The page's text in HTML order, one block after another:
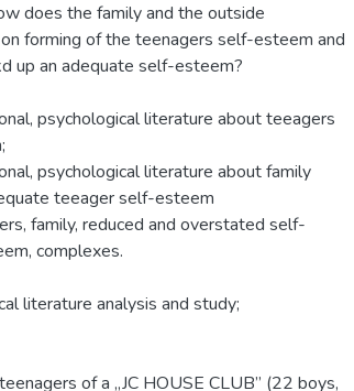
does the family and the outside
forming of the teenagers self-esteem and
up an adequate self-esteem?
psychological literature about teeagers
psychological literature about family
teeager self-esteem
family, reduced and overstated self-
complexes.
literature analysis and study;
of a „JC HOUSE CLUB” (22 boys,